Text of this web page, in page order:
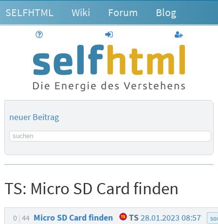
SELFHTML Wiki Forum Blog
anmelden
neuer Beitrag
Suchbegriff
TS: Micro SD Card finden
0 44 Micro SD Card finden TS 28.01.2023 08:57